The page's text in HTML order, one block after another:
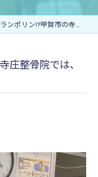
甲賀市の寺庄整骨院では、動いた時の痛...
庄整骨院では、